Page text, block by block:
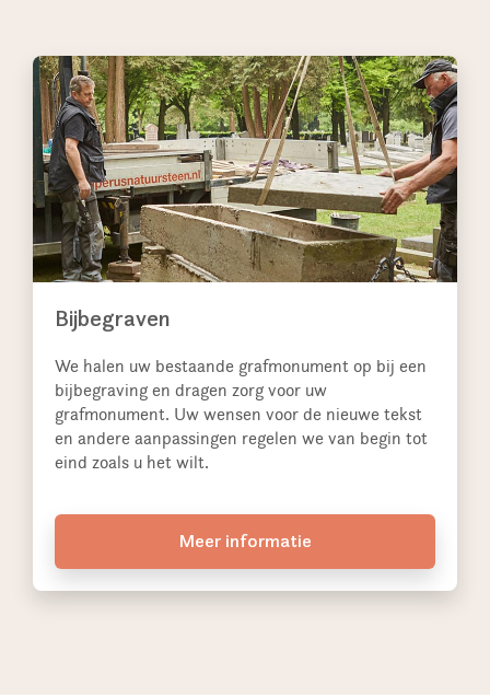
Bijbegraven
We halen uw bestaande grafmonument op bij een
bijbegraving en dragen zorg voor uw
grafmonument. Uw wensen voor de nieuwe tekst
en andere aanpassingen regelen we van begin tot
eind zoals u het wilt.
Meer informatie